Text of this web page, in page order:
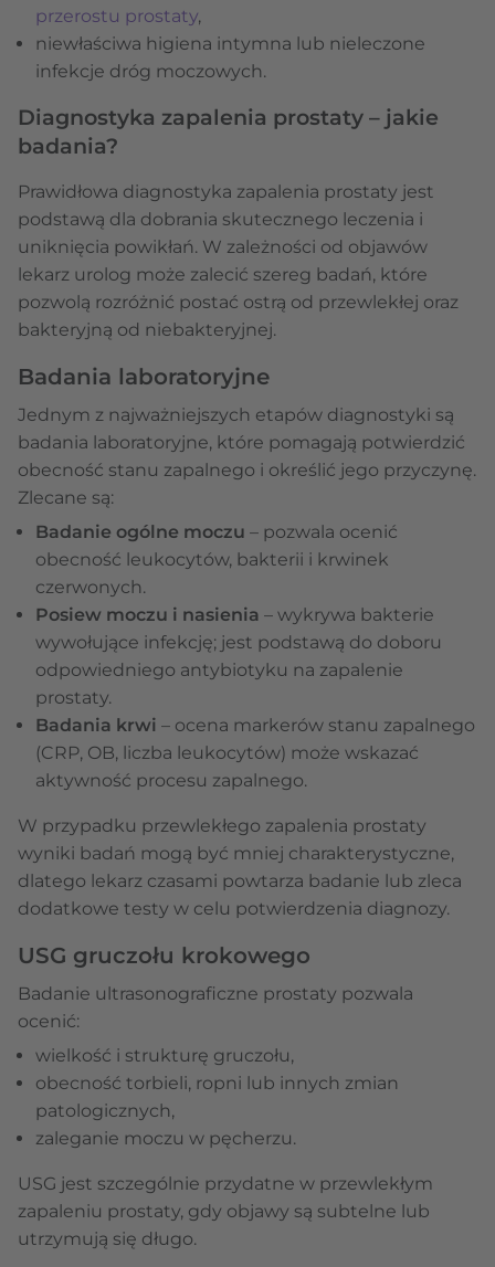
przerostu prostaty,
niewłaściwa higiena intymna lub nieleczone
infekcje dróg moczowych.
Diagnostyka zapalenia prostaty – jakie
badania?
Prawidłowa diagnostyka zapalenia prostaty jest
podstawą dla dobrania skutecznego leczenia i
uniknięcia powikłań. W zależności od objawów
lekarz urolog może zalecić szereg badań, które
pozwolą rozróżnić postać ostrą od przewlekłej oraz
bakteryjną od niebakteryjnej.
Badania laboratoryjne
Jednym z najważniejszych etapów diagnostyki są
badania laboratoryjne, które pomagają potwierdzić
obecność stanu zapalnego i określić jego przyczynę.
Zlecane są:
Badanie ogólne moczu – pozwala ocenić
obecność leukocytów, bakterii i krwinek
czerwonych.
Posiew moczu i nasienia – wykrywa bakterie
wywołujące infekcję; jest podstawą do doboru
odpowiedniego antybiotyku na zapalenie
prostaty.
Badania krwi – ocena markerów stanu zapalnego
(CRP, OB, liczba leukocytów) może wskazać
aktywność procesu zapalnego.
W przypadku przewlekłego zapalenia prostaty
wyniki badań mogą być mniej charakterystyczne,
dlatego lekarz czasami powtarza badanie lub zleca
dodatkowe testy w celu potwierdzenia diagnozy.
USG gruczołu krokowego
Badanie ultrasonograficzne prostaty pozwala
ocenić:
wielkość i strukturę gruczołu,
obecność torbieli, ropni lub innych zmian
patologicznych,
zaleganie moczu w pęcherzu.
USG jest szczególnie przydatne w przewlekłym
zapaleniu prostaty, gdy objawy są subtelne lub
utrzymują się długo.